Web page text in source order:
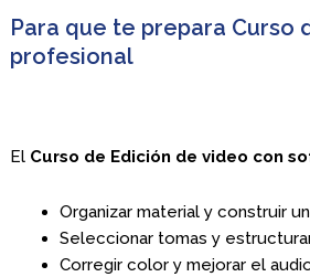
Para que te prepara
profesional
El Curso de Edición de video con
Organizar material y construir
Seleccionar tomas y
Corregir color y mejorar el